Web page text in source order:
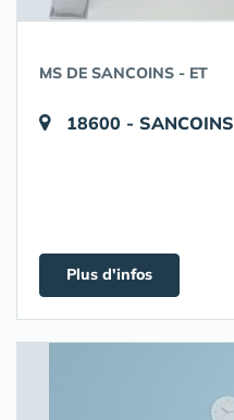
MS DE SANCOINS - ET
18600 - SANCOINS
Plus d'infos